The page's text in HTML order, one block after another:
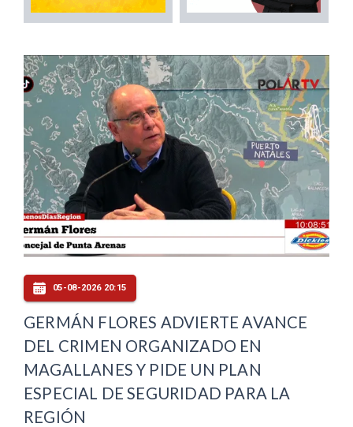
05-08-2026 20:15
GERMÁN FLORES ADVIERTE AVANCE
DEL CRIMEN ORGANIZADO EN
MAGALLANES Y PIDE UN PLAN
ESPECIAL DE SEGURIDAD PARA LA
REGIÓN